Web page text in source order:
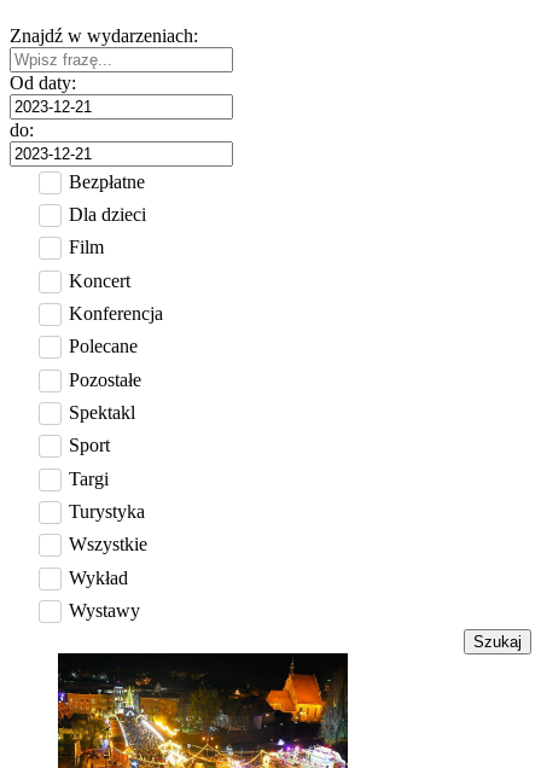
Znajdź w wydarzeniach:
Od daty:
do:
Bezpłatne
Dla dzieci
Film
Koncert
Konferencja
Polecane
Pozostałe
Spektakl
Sport
Targi
Turystyka
Wszystkie
Wykład
Wystawy
Szukaj